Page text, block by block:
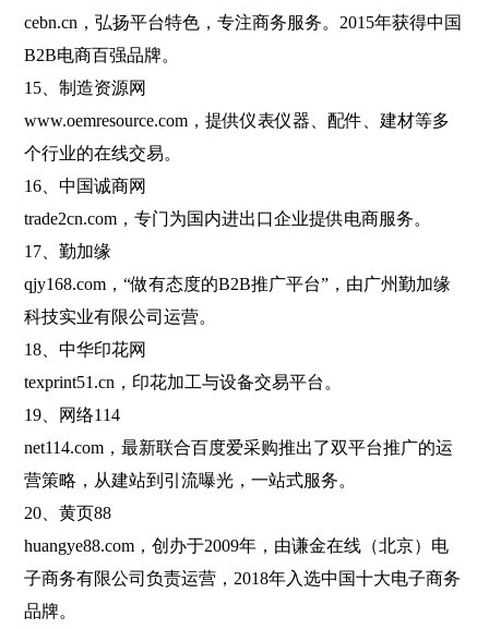
cebn.cn，弘扬平台特色，专注商务服务。2015年获得中国
B2B电商百强品牌。
15、制造资源网
www.oemresource.com，提供仪表仪器、配件、建材等多
个行业的在线交易。
16、中国诚商网
trade2cn.com，专门为国内进出口企业提供电商服务。
17、勤加缘
qjy168.com，“做有态度的B2B推广平台”，由广州勤加缘
科技实业有限公司运营。
18、中华印花网
texprint51.cn，印花加工与设备交易平台。
19、网络114
net114.com，最新联合百度爱采购推出了双平台推广的运
营策略，从建站到引流曝光，一站式服务。
20、黄页88
huangye88.com，创办于2009年，由谦金在线（北京）电
子商务有限公司负责运营，2018年入选中国十大电子商务
品牌。